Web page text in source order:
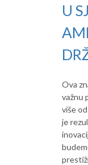
U
Ova
važnu
više
je